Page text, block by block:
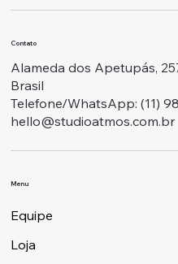
Contato
Alameda dos Apetupás,
Brasil
Telefone/WhatsApp: ‭(11)
hello@studioatmos.com.br
Menu
Equipe
Loja